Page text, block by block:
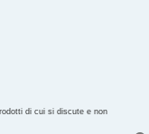
di cui si discute e non